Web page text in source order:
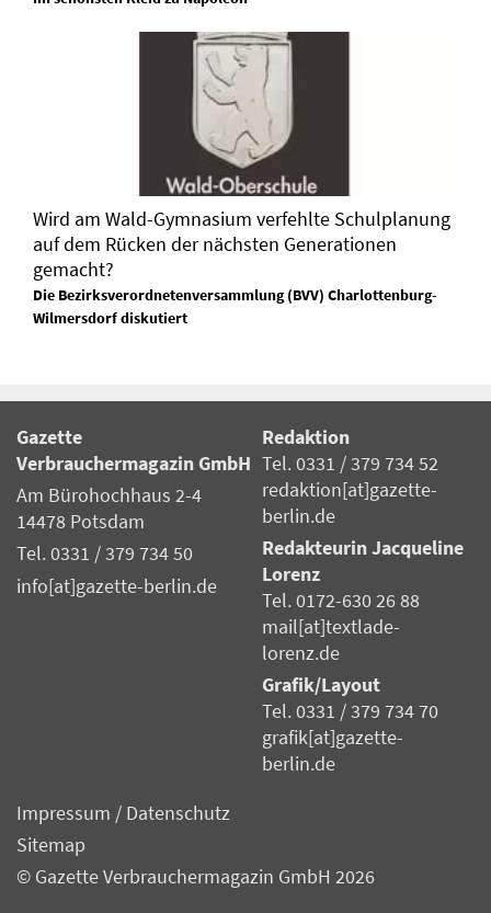
Wird am Wald-Gymnasium verfehlte Schulplanung
auf dem Rücken der nächsten Generationen
gemacht?
Die Bezirksverordnetenversammlung (BVV) Charlottenburg-
Wilmersdorf diskutiert
Gazette
Verbrauchermagazin GmbH
Am Bürohochhaus 2-4
14478 Potsdam
Tel. 0331 / 379 734 50
info[at]gazette-berlin.de
Redaktion
Tel. 0331 / 379 734 52
redaktion[at]gazette-
berlin.de
Redakteurin Jacqueline
Lorenz
Tel. 0172-630 26 88
mail[at]textlade-
lorenz.de
Grafik/Layout
Tel. 0331 / 379 734 70
grafik[at]gazette-
berlin.de
Impressum / Datenschutz
Sitemap
© Gazette Verbrauchermagazin GmbH 2026